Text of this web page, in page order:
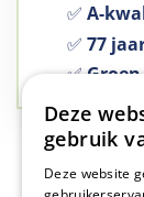
✅ A-
✅ 77
✅
Deze
gebruik
Deze website